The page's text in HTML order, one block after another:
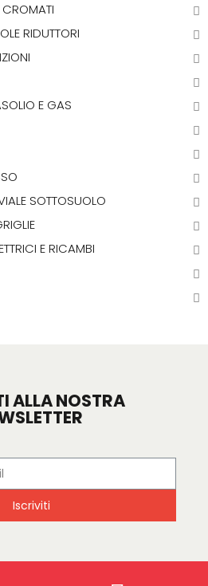
CROMATI
RIDUTTORI
E GAS
SOTTOSUOLO
E RICAMBI
ALLA NOSTRA
Iscriviti